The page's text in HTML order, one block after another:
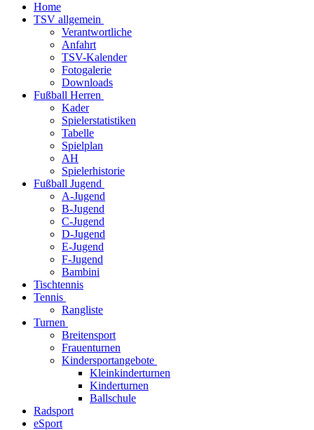
Home
TSV allgemein
Verantwortliche
Anfahrt
TSV-Kalender
Fotogalerie
Downloads
Fußball Herren
Kader
Spielerstatistiken
Tabelle
Spielplan
AH
Spielerhistorie
Fußball Jugend
A-Jugend
B-Jugend
C-Jugend
D-Jugend
E-Jugend
F-Jugend
Bambini
Tischtennis
Tennis
Rangliste
Turnen
Breitensport
Frauenturnen
Kindersportangebote
Kleinkinderturnen
Kinderturnen
Ballschule
Radsport
eSport